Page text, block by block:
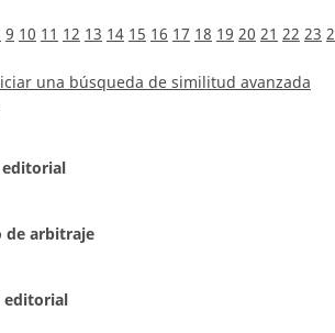
9 10 11 12 13 14 15 16 17 18 19 20 21 22 23
una búsqueda de similitud avanzada
de arbitraje
editorial